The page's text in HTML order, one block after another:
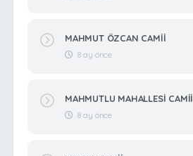
MAHMUT ÖZCAN CAMİİ
8 ay önce
MAHMUTLU MAHALLESİ CAMİİ
8 ay önce